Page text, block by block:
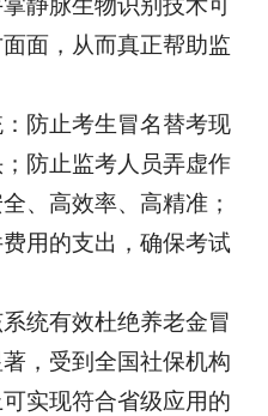
面，从而真正帮助监
防止考生冒名替考现
防止监考人员弄虚作
、高效率、高精准；
用的支出，确保考试
统有效杜绝养老金冒
，受到全国社保机构
实现符合省级应用的